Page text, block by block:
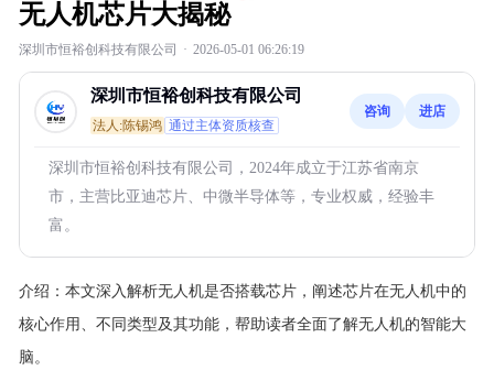
无人机芯片大揭秘
深圳市恒裕创科技有限公司 · 2026-05-01 06:26:19
深圳市恒裕创科技有限公司
法人:陈锡鸿 通过主体资质核查
咨询 进店
深圳市恒裕创科技有限公司，2024年成立于江苏省南京
市，主营比亚迪芯片、中微半导体等，专业权威，经验丰
富。
介绍： 本文深入解析无人机是否搭载芯片，阐述芯片在无人机中的
核心作用、不同类型及其功能，帮助读者全面了解无人机的智能大
脑。